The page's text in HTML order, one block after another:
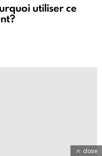
utiliser ce
close